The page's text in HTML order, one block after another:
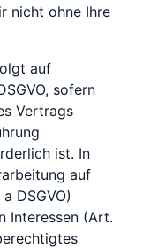
nicht ohne Ihre
auf
sofern
Vertrags
ist. In
auf
DSGVO)
Interessen (Art.